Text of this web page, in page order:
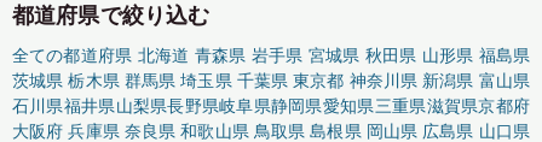
都道府県で絞り込む
全ての都道府県 北海道 青森県 岩手県 宮城県 秋田県 山形県 福島県
茨城県 栃木県 群馬県 埼玉県 千葉県 東京都 神奈川県 新潟県 富山県
石川県福井県山梨県長野県岐阜県静岡県愛知県三重県滋賀県京都府
大阪府 兵庫県 奈良県 和歌山県 鳥取県 島根県 岡山県 広島県 山口県